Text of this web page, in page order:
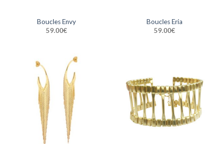
Boucles Envy
59.00€
Boucles Eria
59.00€